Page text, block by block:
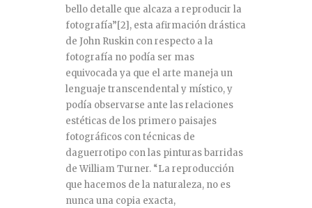
bello detalle que alcaza a reproducir la
fotografía”[2], esta afirmación drástica
de John Ruskin con respecto a la
fotografía no podía ser mas
equivocada ya que el arte maneja un
lenguaje transcendental y místico, y
podía observarse ante las relaciones
estéticas de los primero paisajes
fotográficos con técnicas de
daguerrotipo con las pinturas barridas
de William Turner. “La reproducción
que hacemos de la naturaleza, no es
nunca una copia exacta,